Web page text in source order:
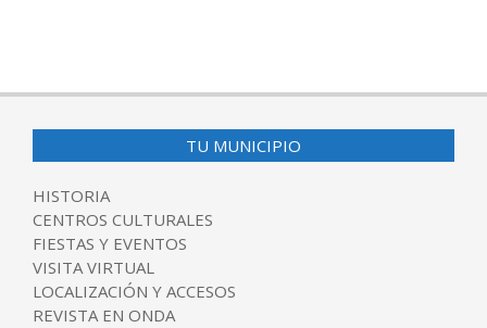
TU MUNICIPIO
HISTORIA
CENTROS CULTURALES
FIESTAS Y EVENTOS
VISITA VIRTUAL
LOCALIZACIÓN Y ACCESOS
REVISTA EN ONDA